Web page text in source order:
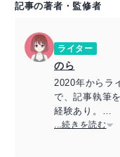
記事の著者・監修者
ライター
のら
2020年からラ
で、記事執筆
経験あり。
実際に使って
...続きを読む